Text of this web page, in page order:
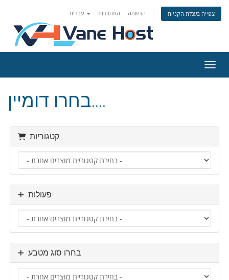
התחברות הרשמה צפייה בעגלת הקניות
בחרו דומיין....
קטגוריות
פעולות
בחרו סוג מטבע